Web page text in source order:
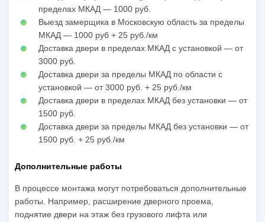
пределах МКАД — 1000 руб.
Выезд замерщика в Московскую область за пределы
МКАД — 1000 руб + 25 руб./км
Доставка двери в пределах МКАД с установкой — от
3000 руб.
Доставка двери за пределы МКАД по области с
установкой — от 3000 руб. + 25 руб./км
Доставка двери в пределах МКАД без установки — от
1500 руб.
Доставка двери за пределы МКАД без установки — от
1500 руб. + 25 руб./км
Дополнительные работы
В процессе монтажа могут потребоваться дополнительные
работы. Например, расширение дверного проема,
поднятие двери на этаж без грузового лифта или